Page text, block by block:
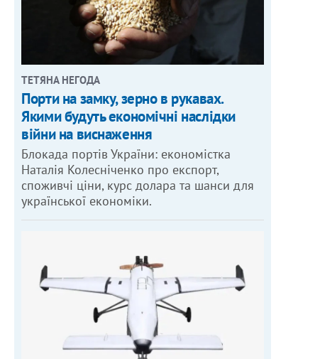
ТЕТЯНА НЕГОДА
Порти на замку, зерно в рукавах.
Якими будуть економічні наслідки
війни на виснаження
Блокада портів України: економістка
Наталія Колесніченко про експорт,
споживчі ціни, курс долара та шанси для
української економіки.